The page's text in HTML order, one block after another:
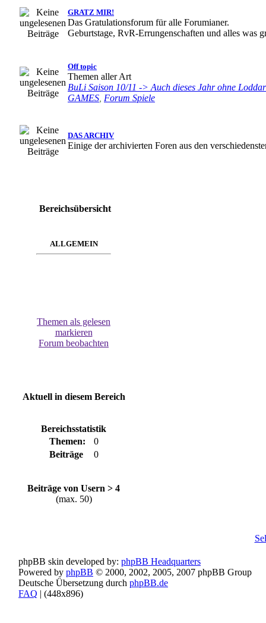
GRATZ MIR!
Das Gratulationsforum für alle Forumianer.
Geburtstage, RvR-Errungenschaften und alles was
Off topic
Themen aller Art
BuLi Saison 10/11 -> Auch dieses Jahr ohne
GAMES Forum Spiele
DAS ARCHIV
Einige der archivierten Foren aus den
Bereichsübersicht
ALLGEMEIN
Themen als gelesen
markieren
Forum beobachten
Aktuell in diesem Bereich
Bereichsstatistik
Themen:
0
Beiträge
0
Beiträge von Usern > 4
(max. 50)
phpBB skin developed by: phpBB Headquarters
Powered by phpBB © 2000, 2002, 2005, 2007 phpBB Group
Deutsche Übersetzung durch phpBB.de
FAQ | (448x896)